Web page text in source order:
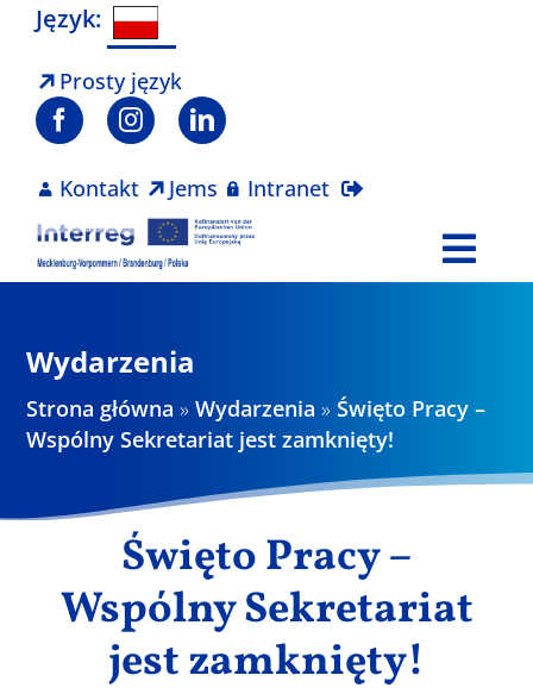
Skip
content
Język:
Prosty język
Kontakt Jems Intranet
Projekty
Wyniki
Wydarzenia
Strona główna »Wydarzenia »Święto Pracy –
Wspólny Sekretariat jest zamknięty!
Święto Pracy –
Wspólny Sekretariat
jest zamknięty!